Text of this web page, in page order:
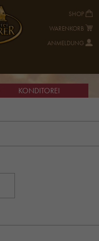
SHOP
WARENKORB
ANMELDUNG
KONDITOREI